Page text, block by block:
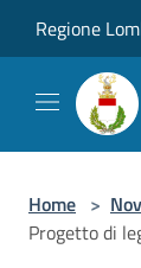
Regione
Home >
Progetto di